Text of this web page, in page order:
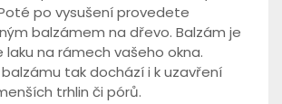
po vysušení provedete
balzámem na dřevo. Balzám je
na rámech vašeho okna.
tak dochází i k uzavření
trhlin či pórů.